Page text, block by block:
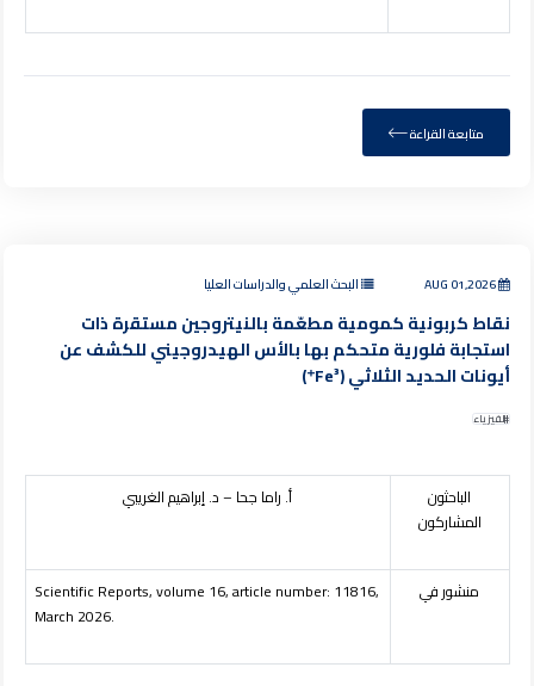
متابعة القراءة
AUG 01,2026 البحث العلمي والدراسات العليا
نقاط كربونية كمومية مطعّمة بالنيتروجين مستقرة ذات
استجابة فلورية متحكم بها بالأس الهيدروجيني للكشف عن
أيونات الحديد الثلاثي (Fe³⁺)
الفيزياء
الباحثون
المشاركون
أ. راما جحا – د. إبراهيم الغريبي
منشور في
Scientific Reports, volume 16, article number: 11816,
March 2026.